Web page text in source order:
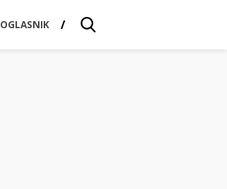
OGLASNIK